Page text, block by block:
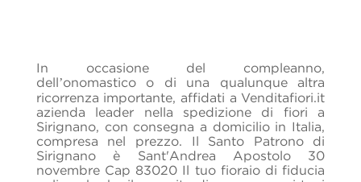
In occasione del compleanno,
dell’onomastico o di una qualunque altra
ricorrenza importante, affidati a Venditafiori.it
azienda leader nella spedizione di fiori a
Sirignano, con consegna a domicilio in Italia,
compresa nel prezzo. Il Santo Patrono di
Sirignano è Sant'Andrea Apostolo 30
novembre Cap 83020 Il tuo fioraio di fiducia